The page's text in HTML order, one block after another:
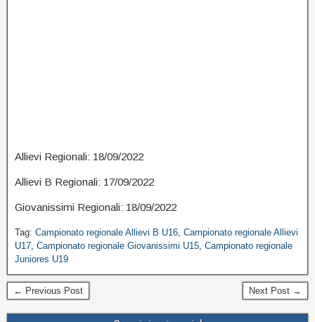
Allievi Regionali: 18/09/2022
Allievi B Regionali: 17/09/2022
Giovanissimi Regionali: 18/09/2022
Tag: Campionato regionale Allievi B U16, Campionato regionale Allievi
U17, Campionato regionale Giovanissimi U15, Campionato regionale
Juniores U19
← Previous Post Next Post →